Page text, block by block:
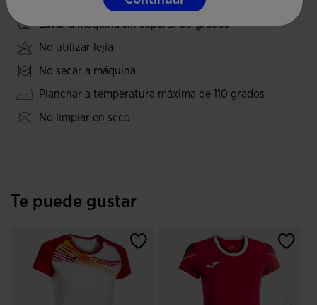
incluye un dibujo sublimado multicolor en el pecho, que
aporta un toque moderno y crea un efecto óptico
inigualable.
Logotipo Joma serigrafiado.
Lavar a máquina sin superar 30 grados
No utilizar lejía
No secar a máquina
Planchar a temperatura máxima de 110 grados
No limpiar en seco
Te puede gustar